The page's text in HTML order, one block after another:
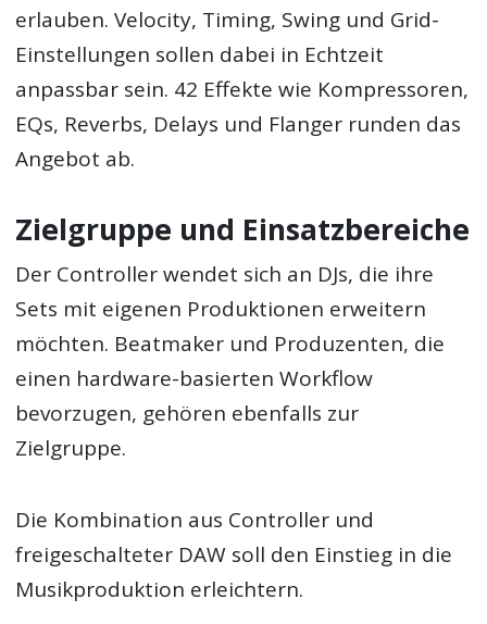
erlauben. Velocity, Timing, Swing und Grid-
Einstellungen sollen dabei in Echtzeit
anpassbar sein. 42 Effekte wie Kompressoren,
EQs, Reverbs, Delays und Flanger runden das
Angebot ab.
Zielgruppe und Einsatzbereiche
Der Controller wendet sich an DJs, die ihre
Sets mit eigenen Produktionen erweitern
möchten. Beatmaker und Produzenten, die
einen hardware-basierten Workflow
bevorzugen, gehören ebenfalls zur
Zielgruppe.
Die Kombination aus Controller und
freigeschalteter DAW soll den Einstieg in die
Musikproduktion erleichtern.